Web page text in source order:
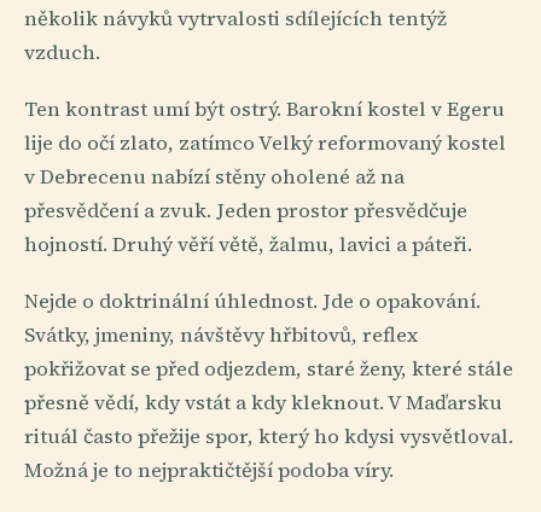
několik návyků vytrvalosti sdílejících tentýž
vzduch.
Ten kontrast umí být ostrý. Barokní kostel v Egeru
lije do očí zlato, zatímco Velký reformovaný kostel
v Debrecenu nabízí stěny oholené až na
přesvědčení a zvuk. Jeden prostor přesvědčuje
hojností. Druhý věří větě, žalmu, lavici a páteři.
Nejde o doktrinální úhlednost. Jde o opakování.
Svátky, jmeniny, návštěvy hřbitovů, reflex
pokřižovat se před odjezdem, staré ženy, které stále
přesně vědí, kdy vstát a kdy kleknout. V Maďarsku
rituál často přežije spor, který ho kdysi vysvětloval.
Možná je to nejpraktičtější podoba víry.